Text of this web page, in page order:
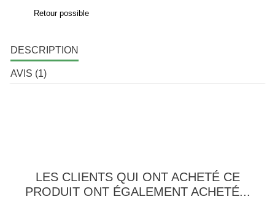
Retour possible
DESCRIPTION
AVIS (1)
LES CLIENTS QUI ONT ACHETÉ CE
PRODUIT ONT ÉGALEMENT ACHETÉ...